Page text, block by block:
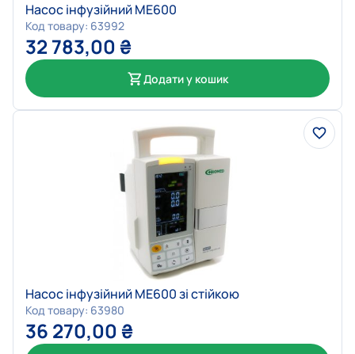
Насос інфузійний МЕ600
Код товару: 63992
32 783,00 ₴
Додати у кошик
Насос інфузійний МЕ600 зі стійкою
Код товару: 63980
36 270,00 ₴